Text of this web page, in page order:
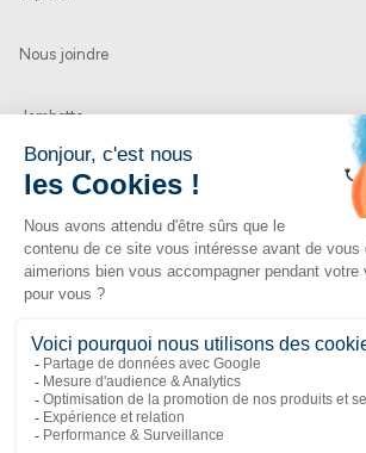
Nous joindre
Jambette
Inscrivez-vous à notre infolettre
En cliquant sur « envoyer » vous nous autorisez à vous
1 877 363-2687 • jambette@jambette.com
Protection des renseignements personnels